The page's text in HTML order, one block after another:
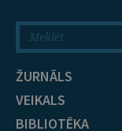
ŽURNĀLS
VEIKALS
BIBLIOTĒKA